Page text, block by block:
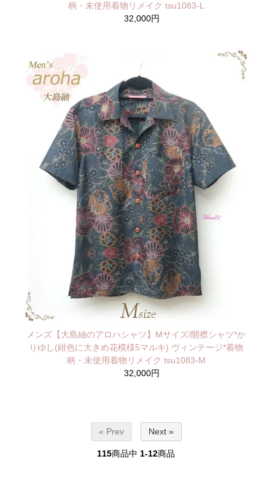
柄・未使用着物リメイク tsu1083-L
32,000円
メンズ【大島紬のアロハシャツ】Mサイズ/開襟シャツ*か
りゆし(紺色に大きめ花模様5マルキ) ヴィンテージ*着物
柄・未使用着物リメイク tsu1083-M
32,000円
« Prev Next »
115商品中 1-12商品